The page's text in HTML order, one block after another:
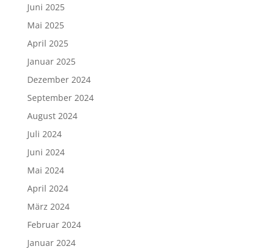
Juni 2025
Mai 2025
April 2025
Januar 2025
Dezember 2024
September 2024
August 2024
Juli 2024
Juni 2024
Mai 2024
April 2024
März 2024
Februar 2024
Januar 2024